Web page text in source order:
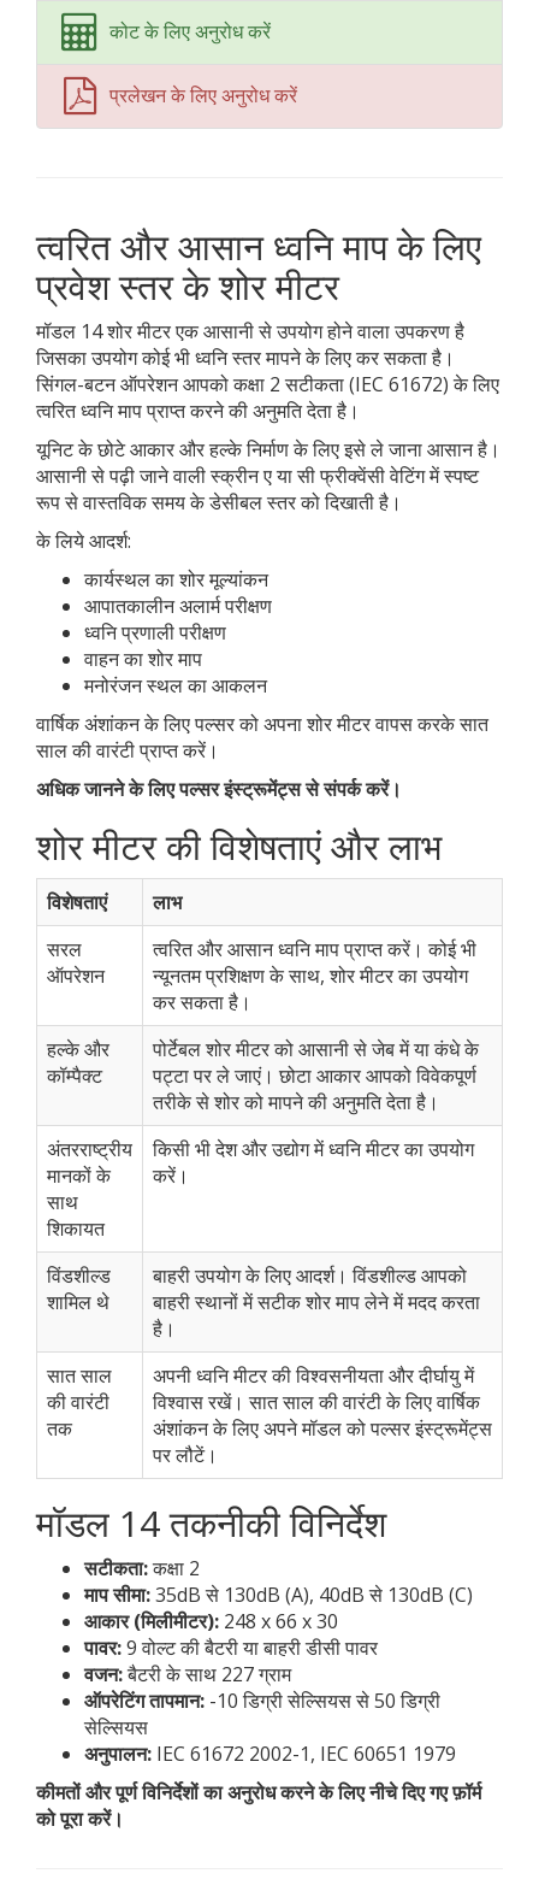
कोट के लिए अनुरोध करें
प्रलेखन के लिए अनुरोध करें
त्वरित और आसान ध्वनि माप के लिए
प्रवेश स्तर के शोर मीटर
मॉडल 14 शोर मीटर एक आसानी से उपयोग होने वाला उपकरण है
जिसका उपयोग कोई भी ध्वनि स्तर मापने के लिए कर सकता है।
सिंगल-बटन ऑपरेशन आपको कक्षा 2 सटीकता (IEC 61672) के लिए
त्वरित ध्वनि माप प्राप्त करने की अनुमति देता है।
यूनिट के छोटे आकार और हल्के निर्माण के लिए इसे ले जाना आसान है।
आसानी से पढ़ी जाने वाली स्क्रीन ए या सी फ्रीक्वेंसी वेटिंग में स्पष्ट
रूप से वास्तविक समय के डेसीबल स्तर को दिखाती है।
के लिये आदर्श:
कार्यस्थल का शोर मूल्यांकन
आपातकालीन अलार्म परीक्षण
ध्वनि प्रणाली परीक्षण
वाहन का शोर माप
मनोरंजन स्थल का आकलन
वार्षिक अंशांकन के लिए पल्सर को अपना शोर मीटर वापस करके सात
साल की वारंटी प्राप्त करें।
अधिक जानने के लिए पल्सर इंस्ट्रूमेंट्स से संपर्क करें।
शोर मीटर की विशेषताएं और लाभ
विशेषताएं
लाभ
सरल
ऑपरेशन
त्वरित और आसान ध्वनि माप प्राप्त करें। कोई भी
न्यूनतम प्रशिक्षण के साथ, शोर मीटर का उपयोग
कर सकता है।
हल्के और
कॉम्पैक्ट
पोर्टेबल शोर मीटर को आसानी से जेब में या कंधे के
पट्टा पर ले जाएं। छोटा आकार आपको विवेकपूर्ण
तरीके से शोर को मापने की अनुमति देता है।
अंतरराष्ट्रीय
मानकों के
साथ
शिकायत
किसी भी देश और उद्योग में ध्वनि मीटर का उपयोग
करें।
विंडशील्ड
शामिल थे
बाहरी उपयोग के लिए आदर्श। विंडशील्ड आपको
बाहरी स्थानों में सटीक शोर माप लेने में मदद करता
है।
सात साल
की वारंटी
तक
अपनी ध्वनि मीटर की विश्वसनीयता और दीर्घायु में
विश्वास रखें। सात साल की वारंटी के लिए वार्षिक
अंशांकन के लिए अपने मॉडल को पल्सर इंस्ट्रूमेंट्स
पर लौटें।
मॉडल 14 तकनीकी विनिर्देश
सटीकता:कक्षा 2
माप सीमा:35dB से 130dB (A), 40dB से 130dB (C)
आकार (मिलीमीटर): 248 x 66 x 30
पावर:9 वोल्ट की बैटरी या बाहरी डीसी पावर
वजन:बैटरी के साथ 227 ग्राम
ऑपरेटिंग तापमान: -10 डिग्री सेल्सियस से 50 डिग्री
सेल्सियस
अनुपालन: IEC 61672 2002-1, IEC 60651 1979
कीमतों और पूर्ण विनिर्देशों का अनुरोध करने के लिए नीचे दिए गए फ़ॉर्म
को पूरा करें।